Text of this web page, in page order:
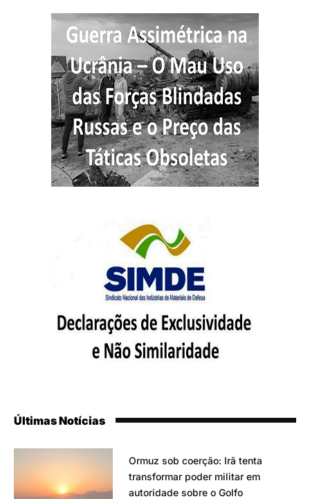
Últimas Notícias
Ormuz sob coerção: Irã tenta
transformar poder militar em
autoridade sobre o Golfo